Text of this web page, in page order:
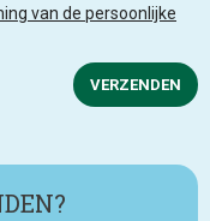
van de persoonlijke
VERZENDEN